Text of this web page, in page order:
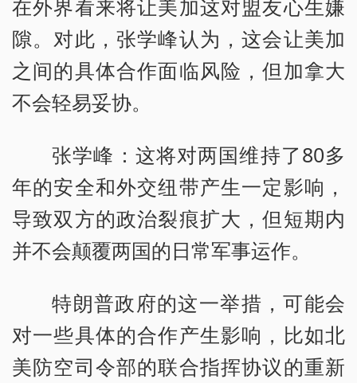
在外界看来将让美加这对盟友心生嫌
隙。对此，张学峰认为，这会让美加
之间的具体合作面临风险，但加拿大
不会轻易妥协。
张学峰：这将对两国维持了80多
年的安全和外交纽带产生一定影响，
导致双方的政治裂痕扩大，但短期内
并不会颠覆两国的日常军事运作。
特朗普政府的这一举措，可能会
对一些具体的合作产生影响，比如北
美防空司令部的联合指挥协议的重新